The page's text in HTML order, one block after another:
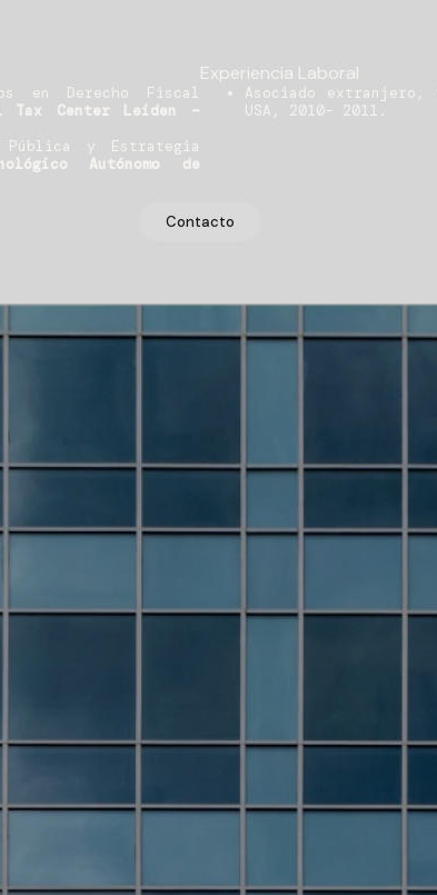
en Derecho Fiscal
Center Leiden –
Pública y Estrategia
Autónomo de
Experiencia Laboral
Asociado extranjero,
USA, 2010– 2011.
Contacto